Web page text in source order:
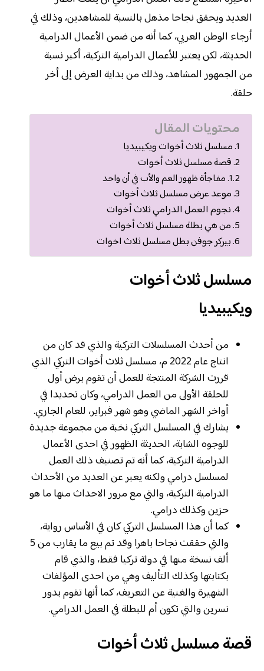
العديد ويحقق نجاحا مذهل بالنسبة للمشاهدين، وذلك في
أرجاء الوطن العربي، كما أنه من ضمن الأعمال الدرامية
الحديثة، لكن يعتبر للأعمال الدرامية التركية، أكبر نسبة
من الجمهور المشاهد، وذلك من بداية العرض إلى أخر
حلقة.
محتويات المقال
مسلسل ثلاث أخوات ويكيبيديا
قصة مسلسل ثلاث أخوات
مفاجأة ظهور العم والأب في أن واحد
موعد عرض مسلسل ثلاث أخوات
نجوم العمل الدرامي ثلاث أخوات
من هي بطلة مسلسل ثلاث أخوات
بيركر جوفن بطل مسلسل ثلاث اخوات
مسلسل ثلاث أخوات
ويكيبيديا
من أحدث المسلسلات التركية والذي قد كان من
انتاج عام 2022 م، مسلسل ثلاث أخوات التركي الذي
قررت الشركة المنتجة للعمل أن تقوم برض أول
للحلقة الأولى من العمل الدرامي، وكان تحديدا في
أواخر الشهر الماضي وهو شهر فبراير، للعام الجاري.
يشارك في المسلسل التركي نخبة من مجموعة جديدة
للوجوه الشابة، الحديثة الظهور في احدى الأعمال
الدرامية التركية، كما أنه تم تصنيف ذلك العمل
لمسلسل درامي ولكنه يعبر عن العديد من الأحداث
الدرامية التركية، والتي مع مرور الاحداث منها ما هو
حزين وكذلك درامي.
كما أن هذا المسلسل التركي كان في الأساس رواية،
والتي حققت نجاحا باهرا وقد تم بيع ما يقارب من 5
ألف نسخة منها في دولة تركيا فقط، والذي قام
بكتابتها وكذلك التأليف وهي من احدى المؤلفات
الشهيرة والغنية عن التعريف، كما أنها تقوم بدور
نسرين والتي تكون أم للبطلة في العمل الدرامي.
قصة مسلسل ثلاث أخوات